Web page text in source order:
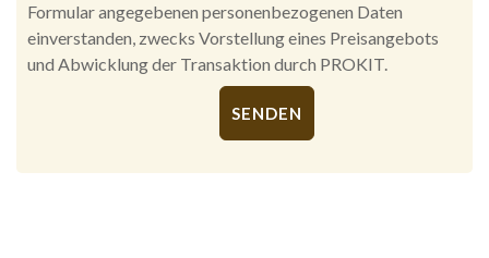
Formular angegebenen personenbezogenen Daten
einverstanden, zwecks Vorstellung eines Preisangebots
und Abwicklung der Transaktion durch PROKIT.
Alternative: